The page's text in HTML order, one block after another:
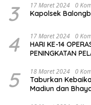
3 17 Maret 2024 0
Kapolsek
4 17 Maret 2024 0
HARI KE-14
PENINGKATAN
5 18 Maret 2024 0
Taburkan
Madiun dan